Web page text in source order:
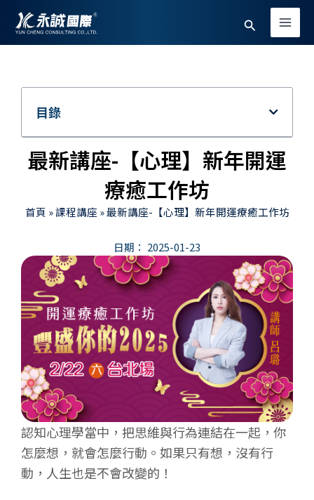
搜
尋
Main
目錄
最新講座-【心理】新年開運
療癒工作坊
首頁 »課程講座 »最新講座-【心理】新年開運療癒工作坊
日期： 2025-01-23
認知心理學當中，把思維與行為連結在一起，你
怎麼想，就會怎麼行動。如果只有想，沒有行
動，人生也是不會改變的！